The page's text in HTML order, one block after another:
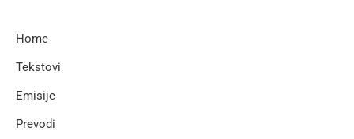
Home
Tekstovi
Emisije
Prevodi